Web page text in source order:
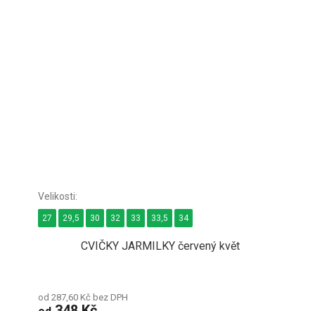
CVIČKY JARMILKY červený květ
od 287,60 Kč bez DPH
27 29,5 30 32 33 33,5 34